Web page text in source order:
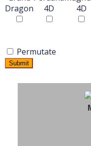
Permutate
Submit